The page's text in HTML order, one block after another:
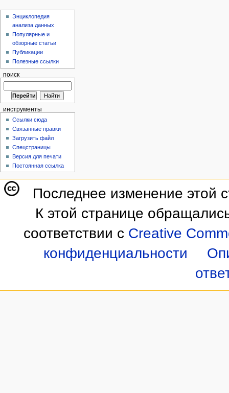
Энциклопедия
анализа данных
Популярные и
обзорные статьи
Публикации
Полезные ссылки
поиск
инструменты
Ссылки сюда
Связанные правки
Загрузить файл
Спецстраницы
Версия для печати
Постоянная ссылка
Последнее изменение этой
К этой странице
соответствии с Creative
конфиденциальности